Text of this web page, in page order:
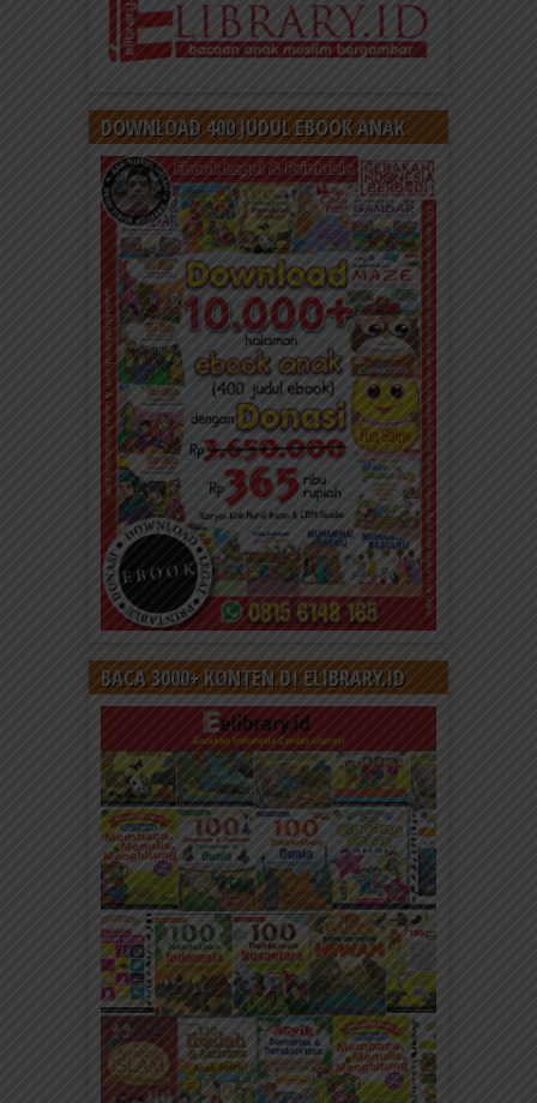
DOWNLOAD 400 JUDUL EBOOK ANAK
BACA 3000+ KONTEN DI ELIBRARY.ID